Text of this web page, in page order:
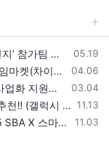
등록일
05.19
가팀 모집
등록일
04.06
기업 모집!(~5/8 15:00)
등록일
03.04
집(~3/26까지)
등록일
11.13
체험, 메타퀘스트 경품)
등록일
11.03
INDIE’ 참가기업 모집